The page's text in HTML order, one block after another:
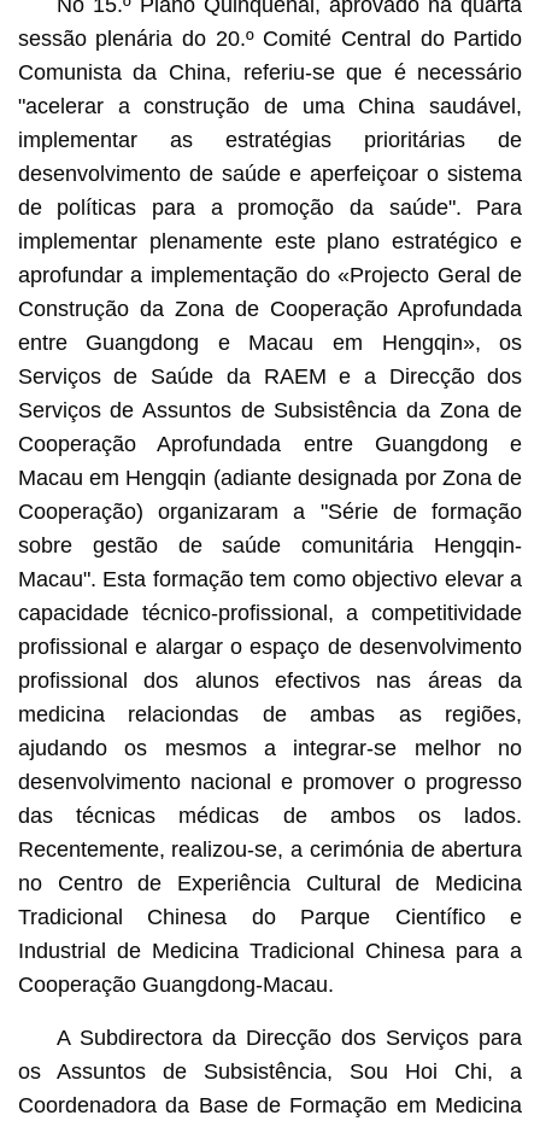
No 15.º Plano Quinquenal, aprovado na quarta
sessão plenária do 20.º Comité Central do Partido
Comunista da China, referiu-se que é necessário
"acelerar a construção de uma China saudável,
implementar as estratégias prioritárias de
desenvolvimento de saúde e aperfeiçoar o sistema
de políticas para a promoção da saúde". Para
implementar plenamente este plano estratégico e
aprofundar a implementação do «Projecto Geral de
Construção da Zona de Cooperação Aprofundada
entre Guangdong e Macau em Hengqin», os
Serviços de Saúde da RAEM e a Direcção dos
Serviços de Assuntos de Subsistência da Zona de
Cooperação Aprofundada entre Guangdong e
Macau em Hengqin (adiante designada por Zona de
Cooperação) organizaram a "Série de formação
sobre gestão de saúde comunitária Hengqin-
Macau". Esta formação tem como objectivo elevar a
capacidade técnico-profissional, a competitividade
profissional e alargar o espaço de desenvolvimento
profissional dos alunos efectivos nas áreas da
medicina relaciondas de ambas as regiões,
ajudando os mesmos a integrar-se melhor no
desenvolvimento nacional e promover o progresso
das técnicas médicas de ambos os lados.
Recentemente, realizou-se, a cerimónia de abertura
no Centro de Experiência Cultural de Medicina
Tradicional Chinesa do Parque Científico e
Industrial de Medicina Tradicional Chinesa para a
Cooperação Guangdong-Macau.
A Subdirectora da Direcção dos Serviços para
os Assuntos de Subsistência, Sou Hoi Chi, a
Coordenadora da Base de Formação em Medicina